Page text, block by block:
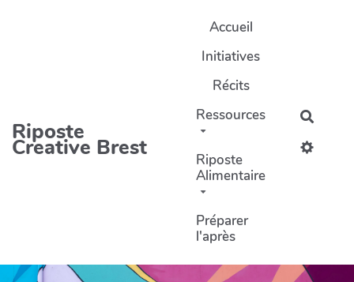
Riposte
Creative Brest
Accueil
Initiatives
Récits
Ressources
Riposte
Alimentaire
Préparer
l'après